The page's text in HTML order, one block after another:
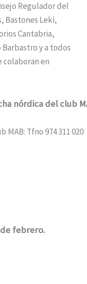
Regulador del
Bastones Leki,
Cantabria,
y a todos
colaboran en
nórdica del club
MAB: Tfno 974 311 020
de febrero.